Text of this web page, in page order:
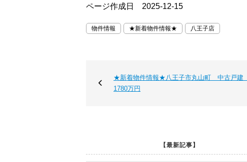
ページ作成日 2025-12-15
物件情報 ★新着物件情報★ 八王子店
★新着物件情報★八王子市丸山町 中古戸建
1780万円
【最新記事】